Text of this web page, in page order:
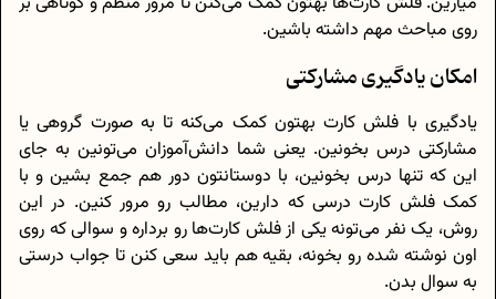
روی مباحث مهم داشته باشین.
امکان یادگیری مشارکتی
یادگیری با فلش کارت بهتون کمک می‌کنه تا به صورت گروهی یا
مشارکتی درس بخونین. یعنی شما دانش‌آموزان می‌تونین به جای
این که تنها درس بخونین، با دوستانتون دور هم جمع بشین و با
کمک فلش کارت درسی که دارین، مطالب رو مرور کنین. در این
روش، یک نفر می‌تونه یکی از فلش کارت‌ها رو برداره و سوالی که روی
اون نوشته شده رو بخونه، بقیه هم باید سعی کنن تا جواب درستی
به سوال بدن.